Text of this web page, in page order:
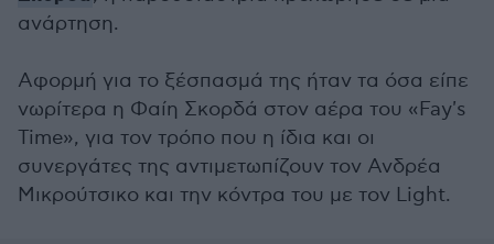
ανάρτηση.
Αφορμή για το ξέσπασμά της ήταν τα όσα είπε
νωρίτερα η Φαίη Σκορδά στον αέρα του «Fay's
Time», για τον τρόπο που η ίδια και οι
συνεργάτες της αντιμετωπίζουν τον Ανδρέα
Μικρούτσικο και την κόντρα του με τον Light.